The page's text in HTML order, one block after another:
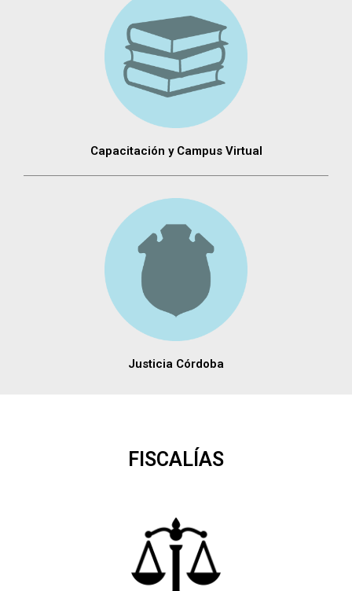
Capacitación y Campus Virtual
Justicia Córdoba
FISCALÍAS